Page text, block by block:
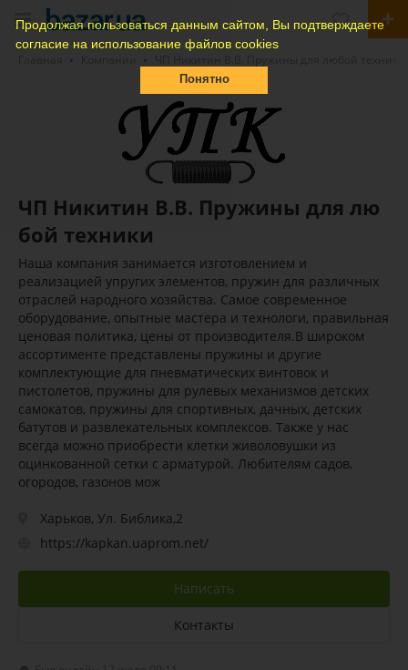
Продолжая пользоваться данным сайтом, Вы подтверждаете
согласие на использование файлов cookies
Понятно
ЧП Никитин В.В. Пружины для лю
бой техники
Наша компания занимается изготовлением и
реализацией упругих элементов, пружин для различных
отраслей народного хозяйства. Самое современное
оборудование, опытные мастера и технологи, правильная
ценовая политика, цены от производителя.В широком
ассортименте представлены пружины и другие
комплектующие для пневматических винтовок и
пистолетов, пружины для рулевых механизмов детских
самокатов, пружины для спортивных, дачных, детских
батутов и развлекательных комплексов. Также у нас
всегда можно приобрести клетки живоловушки из
оцинкованной сетки с арматурой. Любителям садов,
огородов, газонов мож
Харьков, Ул. Библика,2
https://kapkan.uaprom.net/
Написать
Контакты